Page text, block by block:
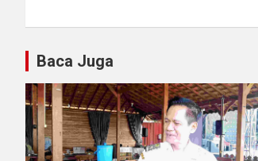
Baca Juga